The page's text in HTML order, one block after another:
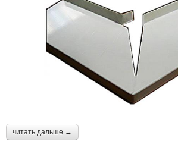
читать дальше →